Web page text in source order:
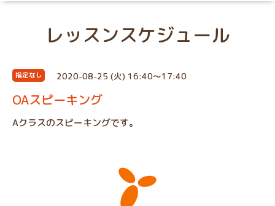
レッスンスケジュール
指定なし 2020-08-25 (火) 16:40～17:40
OAスピーキング
Aクラスのスピーキングです。